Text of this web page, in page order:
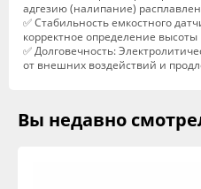
адгезию (налипание)
✅ Стабильность емкостного
корректное определение высоты
✅ Долговечность:
от внешних воздействий и
Вы недавно